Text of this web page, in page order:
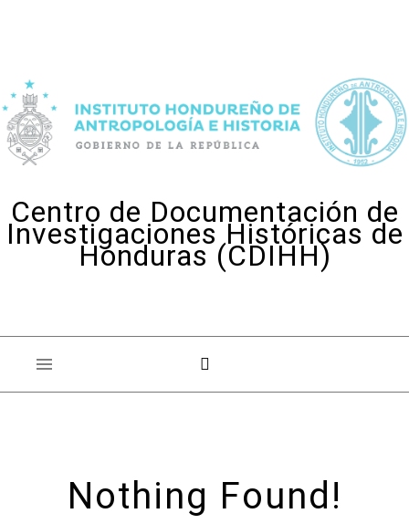
Centro de Documentación de
Investigaciones Históricas de
Honduras (CDIHH)
Nothing Found!